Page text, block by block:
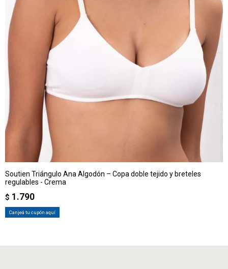
Soutien Triángulo Ana Algodón – Copa doble tejido y breteles
regulables - Crema
$ 1.790
Canjeá tu cupón aquí